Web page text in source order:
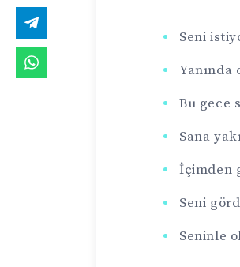
Seni
Bu gece
Sana
İçimden
Seni
Seninle